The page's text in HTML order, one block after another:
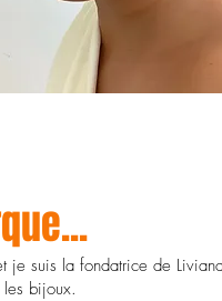
je suis la fondatrice de Liviana
les bijoux.